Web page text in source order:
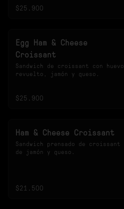
$25.900
Egg Ham & Cheese
Croissant
Sandwich de croissant con huevo
revuelto, jamón y queso.
$25.900
Ham & Cheese Croissant
Sandwich prensado de croissant
de jamón y queso.
$21.500